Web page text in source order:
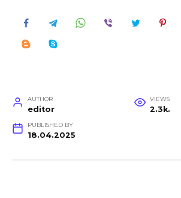
AUTHOR
editor
VIEWS
2.3k.
PUBLISHED BY
18.04.2025